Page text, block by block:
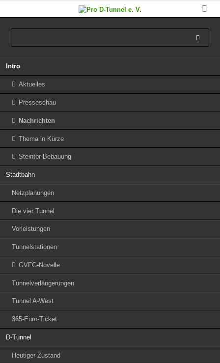
Navigation
Intro
Aktuelles
Presseschau
Nachrichten
Thema in Kürze
Steintor-Bebauung
Stadtbahn
Netzplanungen
Die vier Tunnel
Vorleistungen
Tunnelstationen
GVFG-Novelle
Tunnelverlängerungen
Tunnel A-West
365-Euro-Ticket
D-Tunnel
Heutiger Zustand